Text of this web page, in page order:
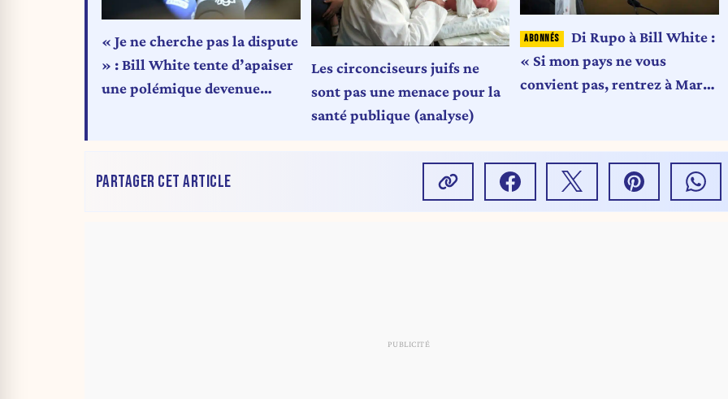
« Je ne cherche pas la dispute
» : Bill White tente d’apaiser
une polémique devenue
Les circonciseurs juifs ne
sont pas une menace pour la
santé publique (analyse)
Di Rupo à Bill White :
« Si mon pays ne vous
convient pas, rentrez à Mar-
PARTAGER CET ARTICLE